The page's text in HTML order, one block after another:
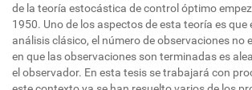
de la teoría estocástica de control óptimo
1950. Uno de los aspectos de esta teoría es que
análisis clásico, el número de observaciones no
en que las observaciones son terminadas es
el observador. En esta tesis se trabajará con